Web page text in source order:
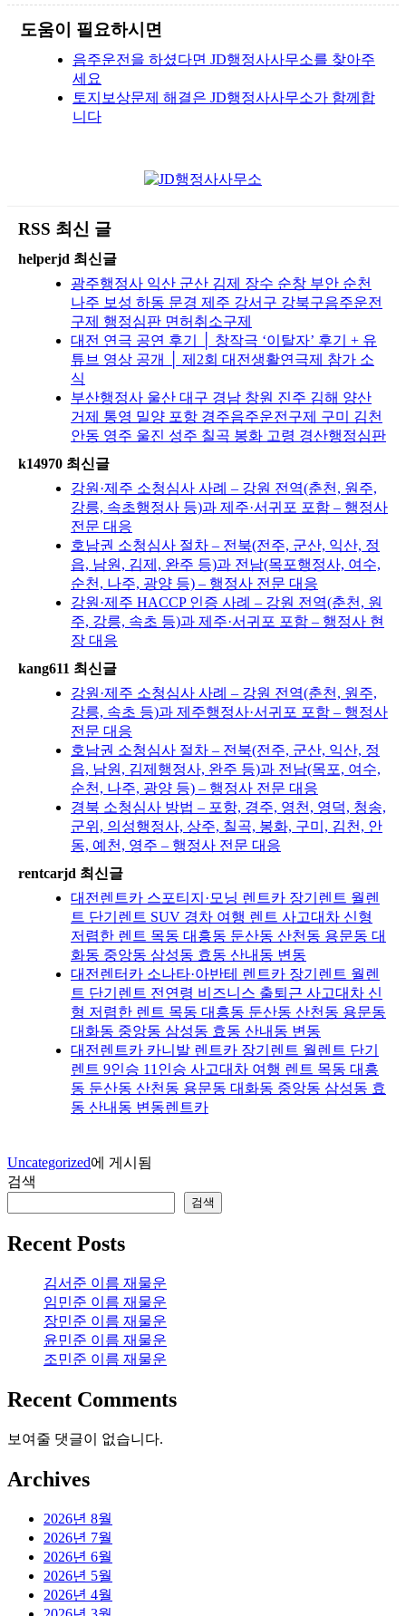
도움이 필요하시면
음주운전을 하셨다면 JD행정사사무소를 찾아주
세요
토지보상문제 해결은 JD행정사사무소가 함께합
니다
RSS 최신 글
helperjd 최신글
광주행정사 익산 군산 김제 장수 순창 부안 순천
나주 보성 하동 문경 제주 강서구 강북구음주운전
구제 행정심판 면허취소구제
대전 연극 공연 후기 │ 창작극 ‘이탈자’ 후기 + 유
튜브 영상 공개 │ 제2회 대전생활연극제 참가 소
식
부산행정사 울산 대구 경남 창원 진주 김해 양산
거제 통영 밀양 포항 경주음주운전구제 구미 김천
안동 영주 울진 성주 칠곡 봉화 고령 경산행정심판
k14970 최신글
강원·제주 소청심사 사례 – 강원 전역(춘천, 원주,
강릉, 속초행정사 등)과 제주·서귀포 포함 – 행정사
전문 대응
호남권 소청심사 절차 – 전북(전주, 군산, 익산, 정
읍, 남원, 김제, 완주 등)과 전남(목포행정사, 여수,
순천, 나주, 광양 등) – 행정사 전문 대응
강원·제주 HACCP 인증 사례 – 강원 전역(춘천, 원
주, 강릉, 속초 등)과 제주·서귀포 포함 – 행정사 현
장 대응
kang611 최신글
강원·제주 소청심사 사례 – 강원 전역(춘천, 원주,
강릉, 속초 등)과 제주행정사·서귀포 포함 – 행정사
전문 대응
호남권 소청심사 절차 – 전북(전주, 군산, 익산, 정
읍, 남원, 김제행정사, 완주 등)과 전남(목포, 여수,
순천, 나주, 광양 등) – 행정사 전문 대응
경북 소청심사 방법 – 포항, 경주, 영천, 영덕, 청송,
군위, 의성행정사, 상주, 칠곡, 봉화, 구미, 김천, 안
동, 예천, 영주 – 행정사 전문 대응
rentcarjd 최신글
대전렌트카 스포티지·모닝 렌트카 장기렌트 월렌
트 단기렌트 SUV 경차 여행 렌트 사고대차 신형
저렴한 렌트 목동 대흥동 둔산동 산천동 용문동 대
화동 중앙동 삼성동 효동 산내동 변동
대전렌터카 소나타·아반테 렌트카 장기렌트 월렌
트 단기렌트 전연령 비즈니스 출퇴근 사고대차 신
형 저렴한 렌트 목동 대흥동 둔산동 산천동 용문동
대화동 중앙동 삼성동 효동 산내동 변동
대전렌트카 카니발 렌트카 장기렌트 월렌트 단기
렌트 9인승 11인승 사고대차 여행 렌트 목동 대흥
동 둔산동 산천동 용문동 대화동 중앙동 삼성동 효
동 산내동 변동렌트카
Uncategorized에 게시됨
검색
검색
Recent Posts
김서준 이름 재물운
임민준 이름 재물운
장민준 이름 재물운
윤민준 이름 재물운
조민준 이름 재물운
Recent Comments
보여줄 댓글이 없습니다.
Archives
2026년 8월
2026년 7월
2026년 6월
2026년 5월
2026년 4월